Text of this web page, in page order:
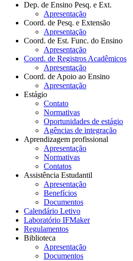
Dep. de Ensino Pesq. e Ext.
Apresentação
Coord. de Pesq. e Extensão
Apresentação
Coord. de Est. Func. do Ensino
Apresentação
Coord. de Registros Acadêmicos
Apresentação
Coord. de Apoio ao Ensino
Apresentação
Estágio
Contato
Normativas
Oportunidades de estágio
Agências de integração
Aprendizagem profissional
Apresentação
Normativas
Contatos
Assistência Estudantil
Apresentação
Benefícios
Documentos
Calendário Letivo
Laboratório IFMaker
Regulamentos
Biblioteca
Apresentação
Documentos